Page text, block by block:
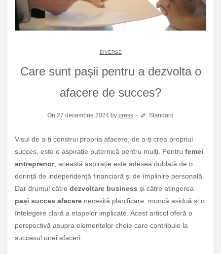
DIVERSE
Care sunt pașii pentru a dezvolta o
afacere de succes?
On 27 decembrie 2024 bypress Standard
Visul de a-ți construi propria afacere, de a-ți crea propriul
succes, este o aspirație puternică pentru mulți. Pentru femei
antreprenor, această aspirație este adesea dublată de o
dorință de independență financiară și de împlinire personală.
Dar drumul către dezvoltare business și către atingerea
pași succes afacere necesită planificare, muncă asiduă și o
înțelegere clară a etapelor implicate. Acest articol oferă o
perspectivă asupra elementelor cheie care contribuie la
succesul unei afaceri.